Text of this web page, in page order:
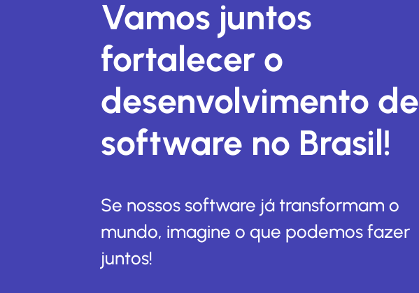
Vamos juntos
fortalecer o
desenvolvimento de
software no Brasil!
Se nossos software já transformam o
mundo, imagine o que podemos fazer
juntos!